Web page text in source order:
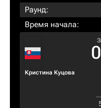
Раунд:
Время начала:
Кристина Куцова
0